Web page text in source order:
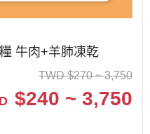
牛肉+羊肺凍乾
TWD $270 ~ 3,750
$240 ~ 3,750